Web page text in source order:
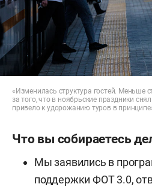
«Изменилась структура гостей. Меньше
за того, что в ноябрьские праздники
привело к удорожанию туров в
Что вы собираетесь
Мы заявились в
поддержки ФОТ 3.0,